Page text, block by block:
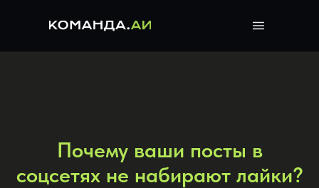
Почему ваши посты в
соцсетях не набирают лайки?